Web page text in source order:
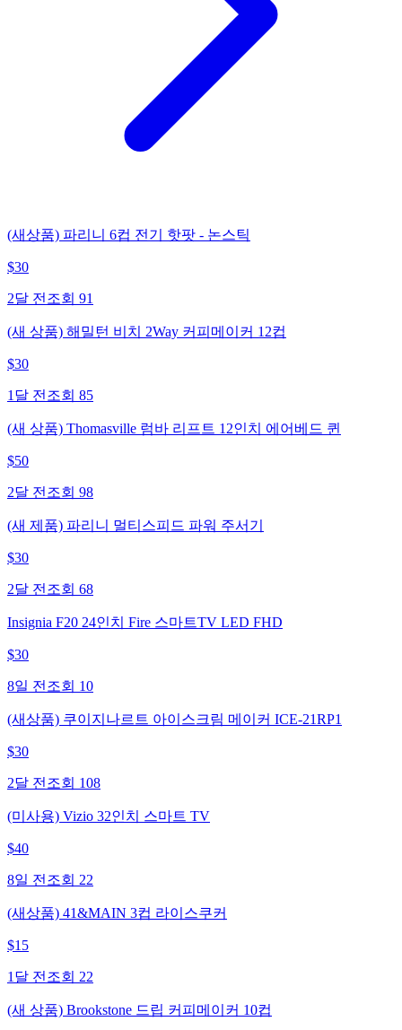
(새상품) 파리니 6컵 전기 핫팟 - 논스틱
$30
2달 전 조회 91
(새 상품) 해밀턴 비치 2Way 커피메이커 12컵
$30
1달 전 조회 85
(새 상품) Thomasville 럼바 리프트 12인치 에어베드 퀸
$50
2달 전 조회 98
(새 제품) 파리니 멀티스피드 파워 주서기
$30
2달 전 조회 68
Insignia F20 24인치 Fire 스마트TV LED FHD
$30
8일 전 조회 10
(새상품) 쿠이지나르트 아이스크림 메이커 ICE-21RP1
$30
2달 전 조회 108
(미사용) Vizio 32인치 스마트 TV
$40
8일 전 조회 22
(새상품) 41&MAIN 3컵 라이스쿠커
$15
1달 전 조회 22
(새 상품) Brookstone 드립 커피메이커 10컵